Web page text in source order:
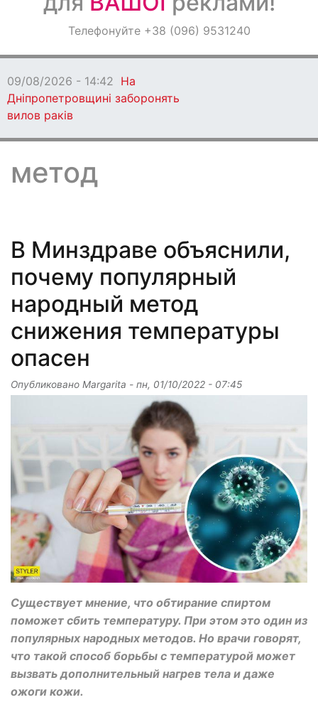
ОголошенняТелефонуйте +38 (096) 9531240
09/08/2026 - 14:42 На
Дніпропетровщині заборонять
вилов раків
метод
В Минздраве объяснили,
почему популярный
народный метод
снижения температуры
опасен
Опубликовано Margarita - пн, 01/10/2022 - 07:45
Существует мнение, что обтирание спиртом
поможет сбить температуру. При этом это один из
популярных народных методов. Но врачи говорят,
что такой способ борьбы с температурой может
вызвать дополнительный нагрев тела и даже
ожоги кожи.